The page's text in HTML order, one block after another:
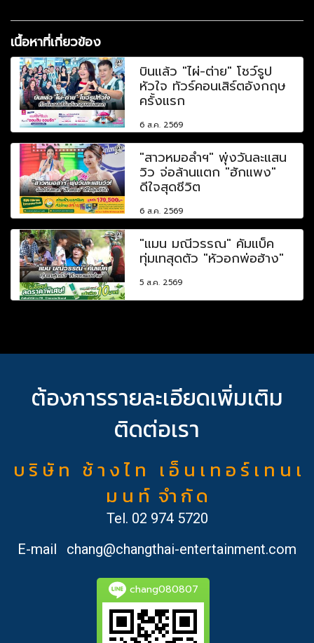
เนื้อหาที่เกี่ยวข้อง
บินแล้ว "ไผ่-ต่าย" โชว์รูป
หัวใจ ทัวร์คอนเสิร์ตอังกฤษ
ครั้งแรก
6 ส.ค. 2569
"สาวหมอลำฯ" พุ่งวันละแสน
วิว จ่อล้านแตก "ฮักแพง"
ดีใจสุดชีวิต
6 ส.ค. 2569
"แมน มณีวรรณ" คัมแบ็ค
ทุ่มเทสุดตัว "หัวอกพ่อฮ้าง"
5 ส.ค. 2569
ต้องการรายละเอียดเพิ่มเติม
ติดต่อเรา
บ ริ ษั ท ช้ า ง ไ ท เ อ็ น เ ท อ ร์ เ ท น เ
ม น ท์ จำ กั ด
Tel. 02 974 5720
E-mail
chang@changthai-entertainment.com
chang080807